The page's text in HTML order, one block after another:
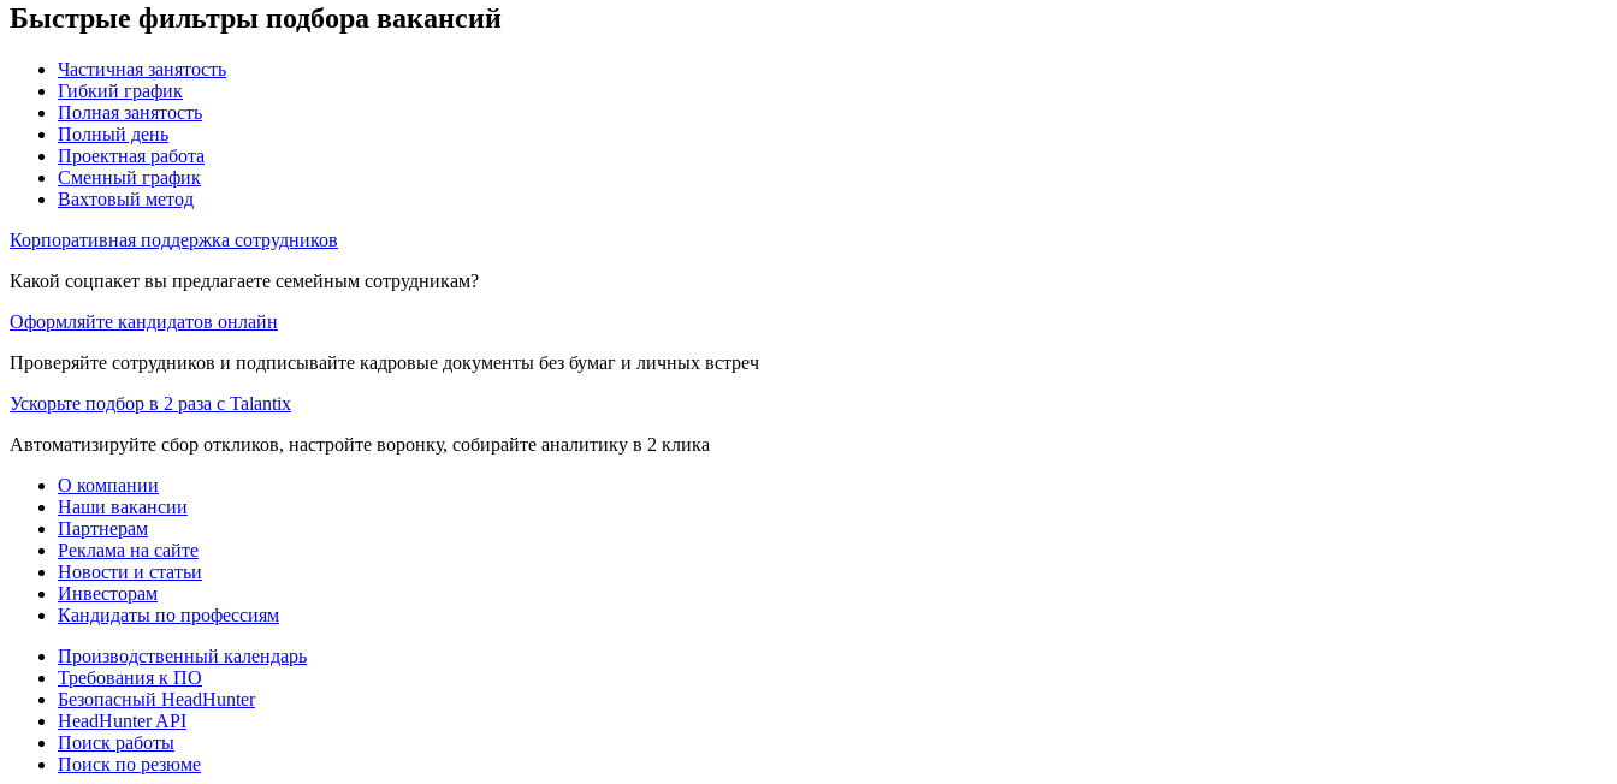
Быстрые фильтры подбора вакансий
Частичная занятость
Гибкий график
Полная занятость
Полный день
Проектная работа
Сменный график
Вахтовый метод
Корпоративная поддержка сотрудников
Какой соцпакет вы предлагаете семейным сотрудникам?
Оформляйте кандидатов онлайн
Проверяйте сотрудников и подписывайте кадровые документы без бумаг и личных встреч
Ускорьте подбор в 2 раза с Talantix
Автоматизируйте сбор откликов, настройте воронку, собирайте аналитику в 2 клика
О компании
Наши вакансии
Партнерам
Реклама на сайте
Новости и статьи
Инвесторам
Кандидаты по профессиям
Производственный календарь
Требования к ПО
Безопасный HeadHunter
HeadHunter API
Поиск работы
Поиск по резюме